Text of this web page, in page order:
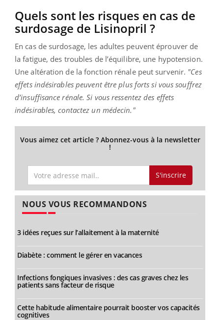
Quels sont les risques en cas de
surdosage de Lisinopril ?
En cas de surdosage, les adultes peuvent éprouver de
la fatigue, des troubles de l’équilibre, une hypotension.
Une altération de la fonction rénale peut survenir. "Ces
effets indésirables peuvent être plus forts si vous souffrez
d’insuffisance rénale. Si vous ressentez des effets
indésirables, contactez un médecin."
Vous aimez cet article ? Abonnez-vous à la newsletter
!
S'inscrire
NOUS VOUS RECOMMANDONS
3 idées reçues sur l’allaitement à la maternité
Diabète : comment le gérer en vacances
Infections fongiques invasives : des cas graves chez les
patients sans facteur de risque
Cette habitude alimentaire pourrait booster vos capacités
cognitives